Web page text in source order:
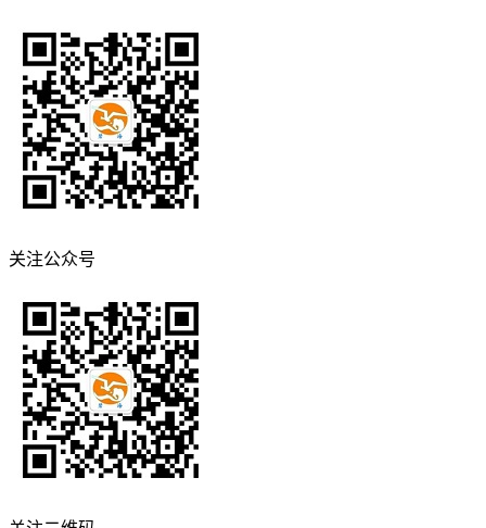
关注公众号